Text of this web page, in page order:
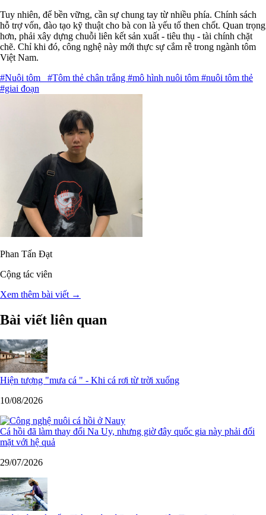
Tuy nhiên, để bền vững, cần sự chung tay từ nhiều phía. Chính sách
hỗ trợ vốn, đào tạo kỹ thuật cho bà con là yếu tố then chốt. Quan trọng
hơn, phải xây dựng chuỗi liên kết sản xuất - tiêu thụ - tài chính chặt
chẽ. Chỉ khi đó, công nghệ này mới thực sự cắm rễ trong ngành tôm
Việt Nam.
#Nuôi tôm #Tôm thẻ chân trắng #mô hình nuôi tôm #nuôi tôm thẻ
#giai đoạn
Phan Tấn Đạt
Cộng tác viên
Xem thêm bài viết →
Bài viết liên quan
Hiện tượng "mưa cá " - Khi cá rơi từ trời xuống
10/08/2026
Cá hồi đã làm thay đổi Na Uy, nhưng giờ đây quốc gia này phải đối
mặt với hệ quả
29/07/2026